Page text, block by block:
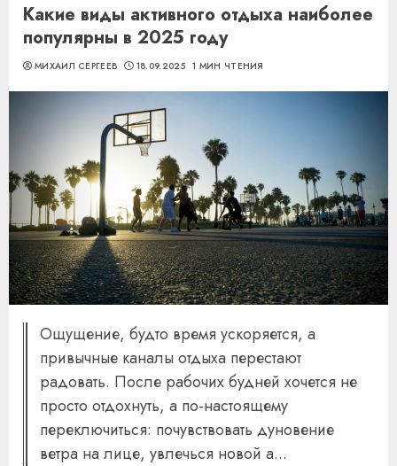
Какие виды активного отдыха наиболее
популярны в 2025 году
МИХАИЛ СЕРГЕЕВ 18.09.2025 1 МИН ЧТЕНИЯ
Ощущение, будто время ускоряется, а
привычные каналы отдыха перестают
радовать. После рабочих будней хочется не
просто отдохнуть, а по-настоящему
переключиться: почувствовать дуновение
ветра на лице, увлечься новой а...